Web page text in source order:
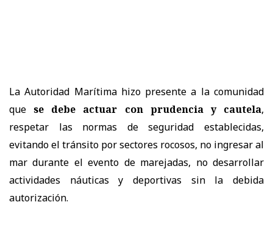
La Autoridad Marítima hizo presente a la comunidad
quese debe actuar con prudencia y cautela,
respetar las normas de seguridad establecidas,
evitando el tránsito por sectores rocosos, no ingresar al
mar durante el evento de marejadas, no desarrollar
actividades náuticas y deportivas sin la debida
autorización.